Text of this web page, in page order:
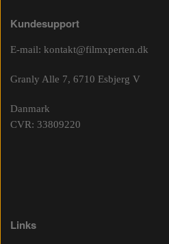
Kundesupport
E-mail: kontakt@filmxperten.dk
Granly Alle 7, 6710 Esbjerg V
Danmark
CVR: 33809220
Links